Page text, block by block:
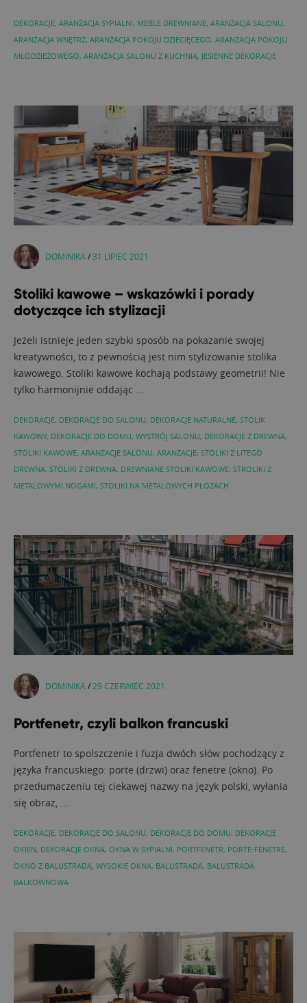
DEKORACJE, ARANŻACJA SYPIALNI, MEBLE DREWNIANE, ARANŻACJA SALONU,
ARANŻACJA WNĘTRZ, ARANŻACJA POKOJU DZIECIĘCEGO, ARANŻACJA POKOJU
MŁODZIEŻOWEGO, ARANŻACJA SALONU Z KUCHNIĄ, JESIENNE DEKORACJE
DOMINIKA /31 LIPIEC 2021
Stoliki kawowe – wskazówki i porady
dotyczące ich stylizacji
Jeżeli istnieje jeden szybki sposób na pokazanie swojej
kreatywności, to z pewnością jest nim stylizowanie stolika
kawowego. Stoliki kawowe kochają podstawy geometrii! Nie
tylko harmonijnie oddając ...
DEKORACJE, DEKORACJE DO SALONU, DEKORACJE NATURALNE, STOLIK
KAWOWY, DEKORACJE DO DOMU, WYSTRÓJ SALONU, DEKORACJE Z DREWNA,
STOLIKI KAWOWE, ARANŻACJE SALONU, ARANZACJE, STOLIKI Z LITEGO
DREWNA, STOLIKI Z DREWNA, DREWNIANE STOLIKI KAWOWE, STROLIKI Z
METALOWYMI NOGAMI, STOLIKI NA METALOWYCH PŁOZACH
DOMINIKA / 29 CZERWIEC 2021
Portfenetr, czyli balkon francuski
Portfenetr to spolszczenie i fuzja dwóch słów pochodzący z
języka francuskiego: porte (drzwi) oraz fenetre (okno). Po
przetłumaczeniu tej ciekawej nazwy na język polski, wyłania
się obraz, ...
DEKORACJE, DEKORACJE DO SALONU, DEKORACJE DO DOMU, DEKORACJE
OKIEN, DEKORACJE OKNA, OKNA W SYPIALNI, PORTFENETR, PORTE-FENETRE,
OKNO Z BALUSTRADĄ, WYSOKIE OKNA, BALUSTRADA, BALUSTRADA
BALKOWNOWA